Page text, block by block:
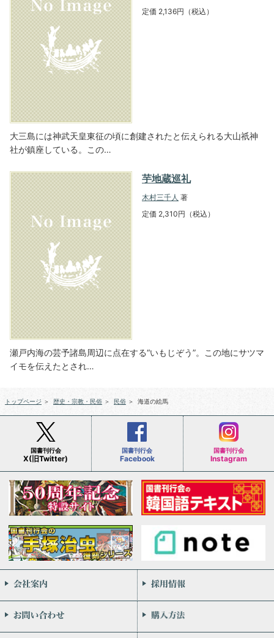
定価 2,136円（税込）
大三島には神武天皇東征の頃に創建されたと伝えられる大山祇神
社が鎮座している。この…
芋地蔵巡礼
木村三千人 著
定価 2,310円（税込）
瀬戸内海の芸予諸島周辺に点在する“いもじぞう”。この地にサツマ
イモを伝えたとされ…
トップページ ＞ 歴史・宗教・民俗 ＞ 民俗 ＞ 海道の絵馬
国書刊行会
X(旧Twitter)
国書刊行会
Facebook
国書刊行会
Instagram
会社案内
お問い合わせ